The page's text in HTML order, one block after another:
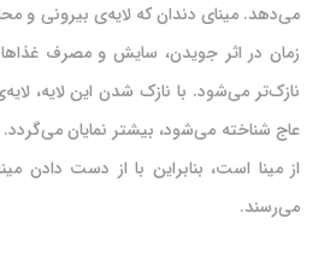
می‌دهد. مینای دندان که لایه‌ی بیرونی و
زمان در اثر جویدن، سایش و مصرف
نازک‌تر می‌شود. با نازک شدن این لایه،
عاج شناخته می‌شود، بیشتر نمایان
از مینا است، بنابراین با از دست دادن
می‌رسند.